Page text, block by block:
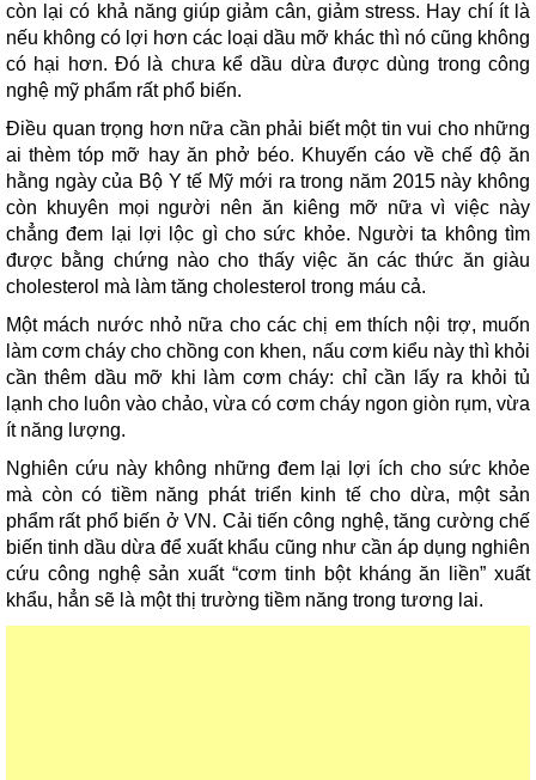
còn lại có khả năng giúp giảm cân, giảm stress. Hay chí ít là
nếu không có lợi hơn các loại dầu mỡ khác thì nó cũng không
có hại hơn. Đó là chưa kể dầu dừa được dùng trong công
nghệ mỹ phẩm rất phổ biến.
Điều quan trọng hơn nữa cần phải biết một tin vui cho những
ai thèm tóp mỡ hay ăn phở béo. Khuyến cáo về chế độ ăn
hằng ngày của Bộ Y tế Mỹ mới ra trong năm 2015 này không
còn khuyên mọi người nên ăn kiêng mỡ nữa vì việc này
chẳng đem lại lợi lộc gì cho sức khỏe. Người ta không tìm
được bằng chứng nào cho thấy việc ăn các thức ăn giàu
cholesterol mà làm tăng cholesterol trong máu cả.
Một mách nước nhỏ nữa cho các chị em thích nội trợ, muốn
làm cơm cháy cho chồng con khen, nấu cơm kiểu này thì khỏi
cần thêm dầu mỡ khi làm cơm cháy: chỉ cần lấy ra khỏi tủ
lạnh cho luôn vào chảo, vừa có cơm cháy ngon giòn rụm, vừa
ít năng lượng.
Nghiên cứu này không những đem lại lợi ích cho sức khỏe
mà còn có tiềm năng phát triển kinh tế cho dừa, một sản
phẩm rất phổ biến ở VN. Cải tiến công nghệ, tăng cường chế
biến tinh dầu dừa để xuất khẩu cũng như cần áp dụng nghiên
cứu công nghệ sản xuất “cơm tinh bột kháng ăn liền” xuất
khẩu, hẳn sẽ là một thị trường tiềm năng trong tương lai.